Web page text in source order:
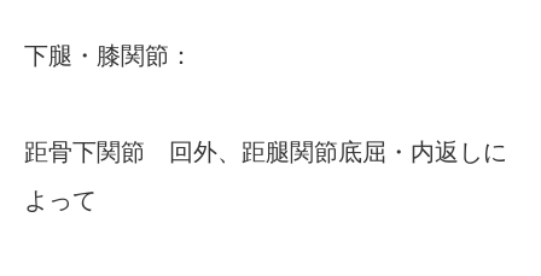
下腿・膝関節：
距骨下関節 回外、距腿関節底屈・内返しに
よって